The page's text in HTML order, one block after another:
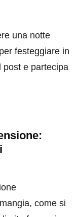
una notte
festeggiare in
post e partecipa
come si